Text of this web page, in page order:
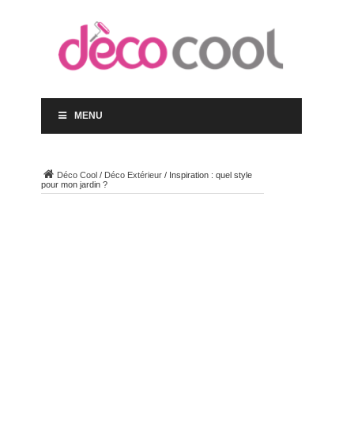
MENU
Déco Cool/ Déco Extérieur/ Inspiration : quel style
pour mon jardin ?